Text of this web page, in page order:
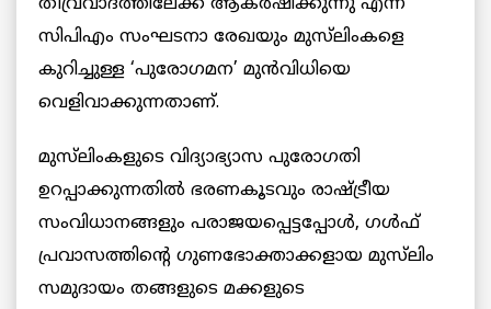
തീവ്രവാദത്തിലേക്ക് ആകര്‍ഷിക്കുന്നു എന്ന
സിപിഎം സംഘടനാ രേഖയും മുസ്‌ലിംകളെ
കുറിച്ചുള്ള ‘പുരോഗമന’ മുന്‍വിധിയെ
വെളിവാക്കുന്നതാണ്.
മുസ്‌ലിംകളുടെ വിദ്യാഭ്യാസ പുരോഗതി
ഉറപ്പാക്കുന്നതില്‍ ഭരണകൂടവും രാഷ്ട്രീയ
സംവിധാനങ്ങളും പരാജയപ്പെട്ടപ്പോൾ, ഗൾഫ്
പ്രവാസത്തിന്റെ ഗുണഭോക്താക്കളായ മുസ്‌ലിം
സമുദായം തങ്ങളുടെ മക്കളുടെ